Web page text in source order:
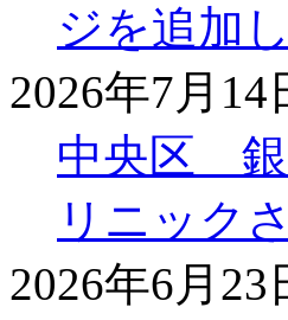
ジを追加
2026年7月14
中央区 銀
リニック
2026年6月23